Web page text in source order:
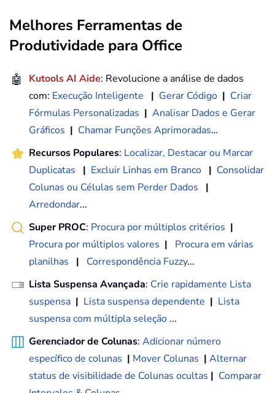
Melhores Ferramentas de
Produtividade para Office
🤖 Kutools AI Aide: Revolucione a análise de dados
com: Execução Inteligente | Gerar Código | Criar
Fórmulas Personalizadas | Analisar Dados e Gerar
Gráficos | Chamar Funções Aprimoradas…
Recursos Populares: Localizar, Destacar ou Marcar
Duplicatas
| Excluir Linhas em Branco | Consolidar
Colunas ou Células sem Perder Dados
|
Arredondar...
Super PROC: Procura por múltiplos critérios |
Procura por múltiplos valores |
Procura em várias
planilhas
| Correspondência Fuzzy...
Lista Suspensa Avançada: Crie rapidamente Lista
suspensa | Lista suspensa dependente | Lista
suspensa com múltipla seleção ...
Gerenciador de Colunas: Adicionar número
específico de colunas | Mover Colunas | Alternar
status de visibilidade de Colunas ocultas | Comparar